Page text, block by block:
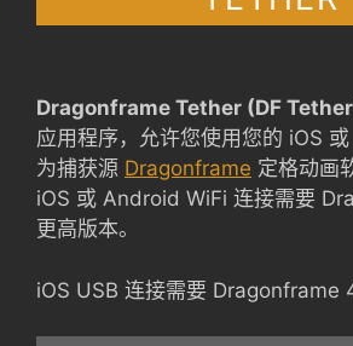
Dragonframe Tether (DF
应用程序，允许您使用您的 iOS
为捕获源 Dragonframe 定格动画
iOS 或 Android WiFi 连接需要
更高版本。
iOS USB 连接需要 Dragonframe 4